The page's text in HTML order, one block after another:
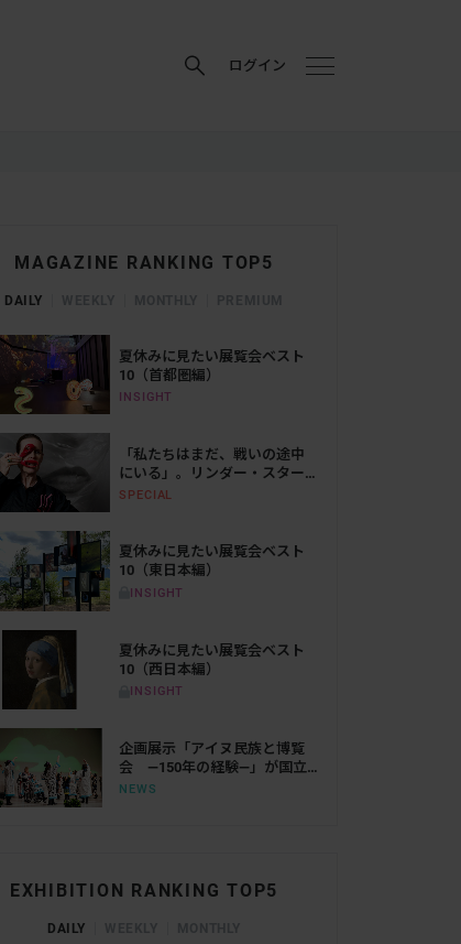
ログイン
MAGAZINE RANKING TOP5
DAILY
夏休みに見たい展覧会ベスト
10（首都圏編）
INSIGHT
「私たちはまだ、戦いの途中
にいる」。リンダー・スター
リングが語る、表現と抵抗の
SPECIAL
夏休みに見たい展覧会ベスト
10（東日本編）
INSIGHT
夏休みに見たい展覧会ベスト
10（西日本編）
INSIGHT
企画展示「アイヌ民族と博覧
会 ―150年の経験―」が国立
歴史民俗博物館で10月に開
NEWS
EXHIBITION RANKING TOP5
DAILY